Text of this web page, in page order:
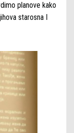
planove kako
starosna I